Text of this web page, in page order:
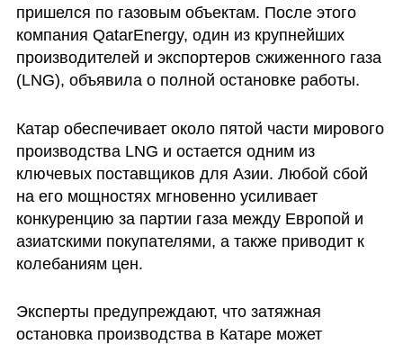
пришелся по газовым объектам. После этого
компания QatarEnergy, один из крупнейших
производителей и экспортеров сжиженного газа
(LNG), объявила о полной остановке работы.
Катар обеспечивает около пятой части мирового
производства LNG и остается одним из
ключевых поставщиков для Азии. Любой сбой
на его мощностях мгновенно усиливает
конкуренцию за партии газа между Европой и
азиатскими покупателями, а также приводит к
колебаниям цен.
Эксперты предупреждают, что затяжная
остановка производства в Катаре может